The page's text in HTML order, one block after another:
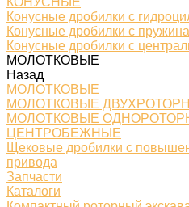
Конусные дробилки с
Конусные дробилки с
Конусные дробилки с
МОЛОТКОВЫЕ
Назад
МОЛОТКОВЫЕ
МОЛОТКОВЫЕ
МОЛОТКОВЫЕ
ЦЕНТРОБЕЖНЫЕ
Щековые дробилки с
привода
Запчасти
Каталоги